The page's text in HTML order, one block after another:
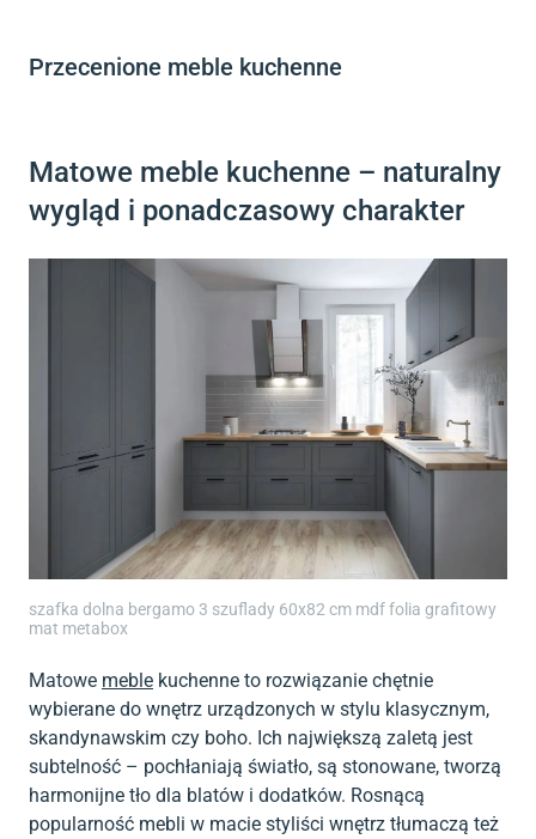
Przecenione meble kuchenne
Matowe meble kuchenne – naturalny
wygląd i ponadczasowy charakter
szafka dolna bergamo 3 szuflady 60x82 cm mdf folia grafitowy
mat metabox
Matowe meble kuchenne to rozwiązanie chętnie
wybierane do wnętrz urządzonych w stylu klasycznym,
skandynawskim czy boho. Ich największą zaletą jest
subtelność – pochłaniają światło, są stonowane, tworzą
harmonijne tło dla blatów i dodatków. Rosnącą
popularność mebli w macie styliści wnętrz tłumaczą też